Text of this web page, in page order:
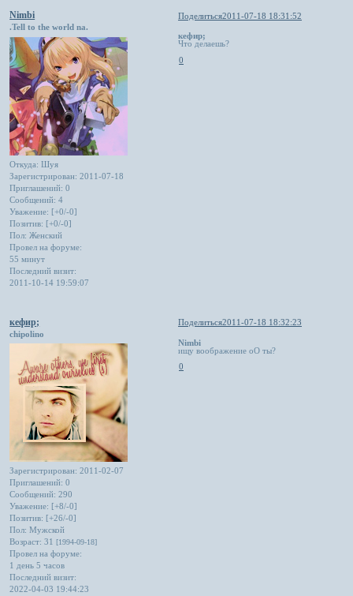
Поделиться2011-07-18 18:31:52
Nimbi
.Tell to the world na.
Откуда: Шуя
Зарегистрирован: 2011-07-18
Приглашений: 0
Сообщений: 4
Уважение: [+0/-0]
Позитив: [+0/-0]
Пол: Женский
Провел на форуме:
55 минут
Последний визит:
2011-10-14 19:59:07
кефир;
Что делаешь?
0
Поделиться2011-07-18 18:32:23
кефир;
chipolino
Зарегистрирован: 2011-02-07
Приглашений: 0
Сообщений: 290
Уважение: [+8/-0]
Позитив: [+26/-0]
Пол: Мужской
Возраст: 31[1994-09-18]
Провел на форуме:
1 день 5 часов
Последний визит:
2022-04-03 19:44:23
Nimbi
ищу воображение оО ты?
0